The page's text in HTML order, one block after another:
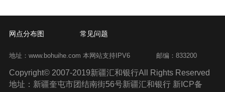
网点分布图 常见问题
地址：www.bohuihe.com 本网站支持IPV6 邮编：833200
Copyright© 2007-2019新疆汇和银行All Rights Reserved
地址：新疆奎屯市团结南街56号新疆汇和银行 新ICP备